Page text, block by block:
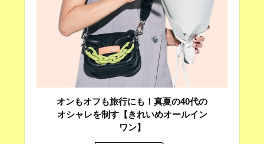
オンもオフも旅行にも！真夏の40代の
オシャレを制す【きれいめオールイン
ワン】